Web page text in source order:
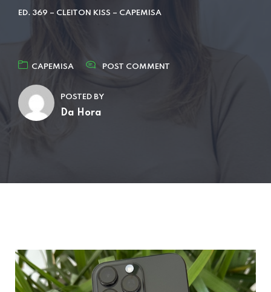
ED. 369 – CLEITON KISS – CAPEMISA
CAPEMISA POST COMMENT
POSTED BY
Da Hora